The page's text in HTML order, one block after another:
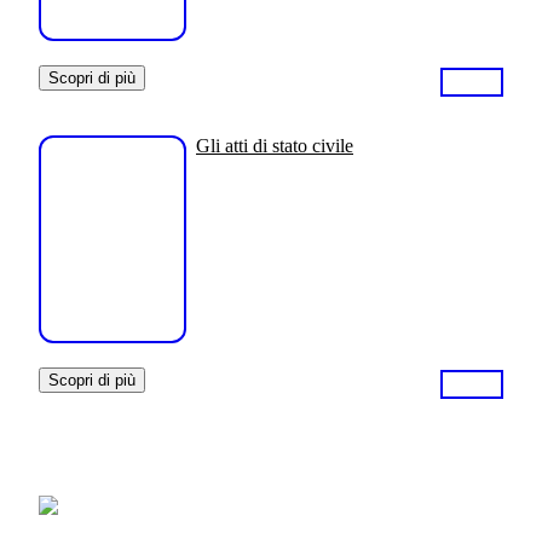
Scopri di più
Gli atti di stato civile
Scopri di più